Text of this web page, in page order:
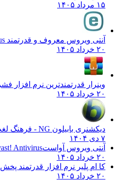
آنتی ویروس معروف و قدرتمند NOD32
وینرار قدرتمندترین نرم افزار فشرده
دیکشنری بابیلون NG - فرهنگ لغت کامپیوتر
آنتی ویروس آواستavast! Antivirus
کا ام پلیر نرم افزار قدرتمند پخش